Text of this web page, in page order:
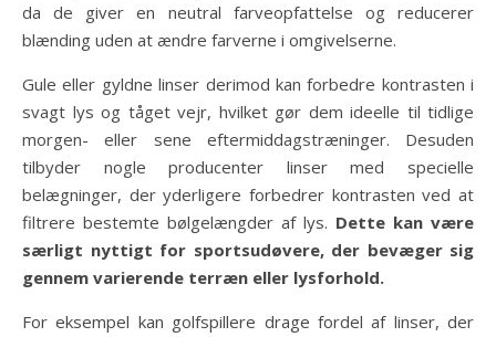
da de giver en neutral farveopfattelse og reducerer
blænding uden at ændre farverne i omgivelserne.
Gule eller gyldne linser derimod kan forbedre kontrasten i
svagt lys og tåget vejr, hvilket gør dem ideelle til tidlige
morgen- eller sene eftermiddagstræninger. Desuden
tilbyder nogle producenter linser med specielle
belægninger, der yderligere forbedrer kontrasten ved at
filtrere bestemte bølgelængder af lys. Dette kan være
særligt nyttigt for sportsudøvere, der bevæger sig
gennem varierende terræn eller lysforhold.
For eksempel kan golfspillere drage fordel af linser, der